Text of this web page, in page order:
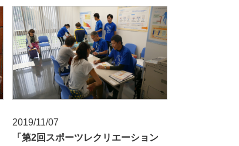
2019/11/07
「第2回スポーツレクリエーション